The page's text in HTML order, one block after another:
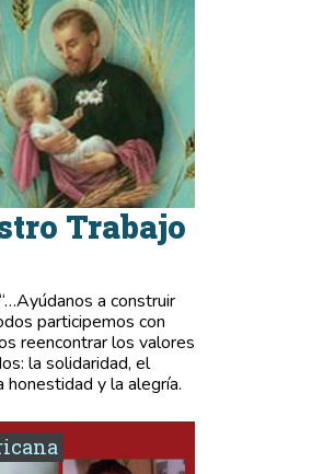
Trabajo
a construir
participemos con
reencontrar los valores
la solidaridad, el
honestidad y la alegría.